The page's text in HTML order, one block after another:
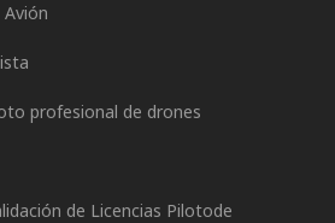
profesional de drones
de Licencias Pilotode